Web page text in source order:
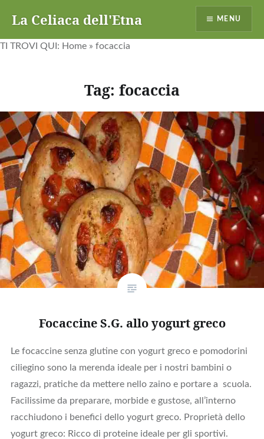
La Celiaca dell'Etna MENU
TI TROVI QUI: Home » focaccia
Tag: focaccia
Focaccine S.G. allo yogurt greco
Le focaccine senza glutine con yogurt greco e pomodorini
ciliegino sono la merenda ideale per i nostri bambini o
ragazzi, pratiche da mettere nello zaino e portare a scuola.
Facilissime da preparare, morbide e gustose, all’interno
racchiudono i benefici dello yogurt greco. Proprietà dello
yogurt greco: Ricco di proteine ideale per gli sportivi.